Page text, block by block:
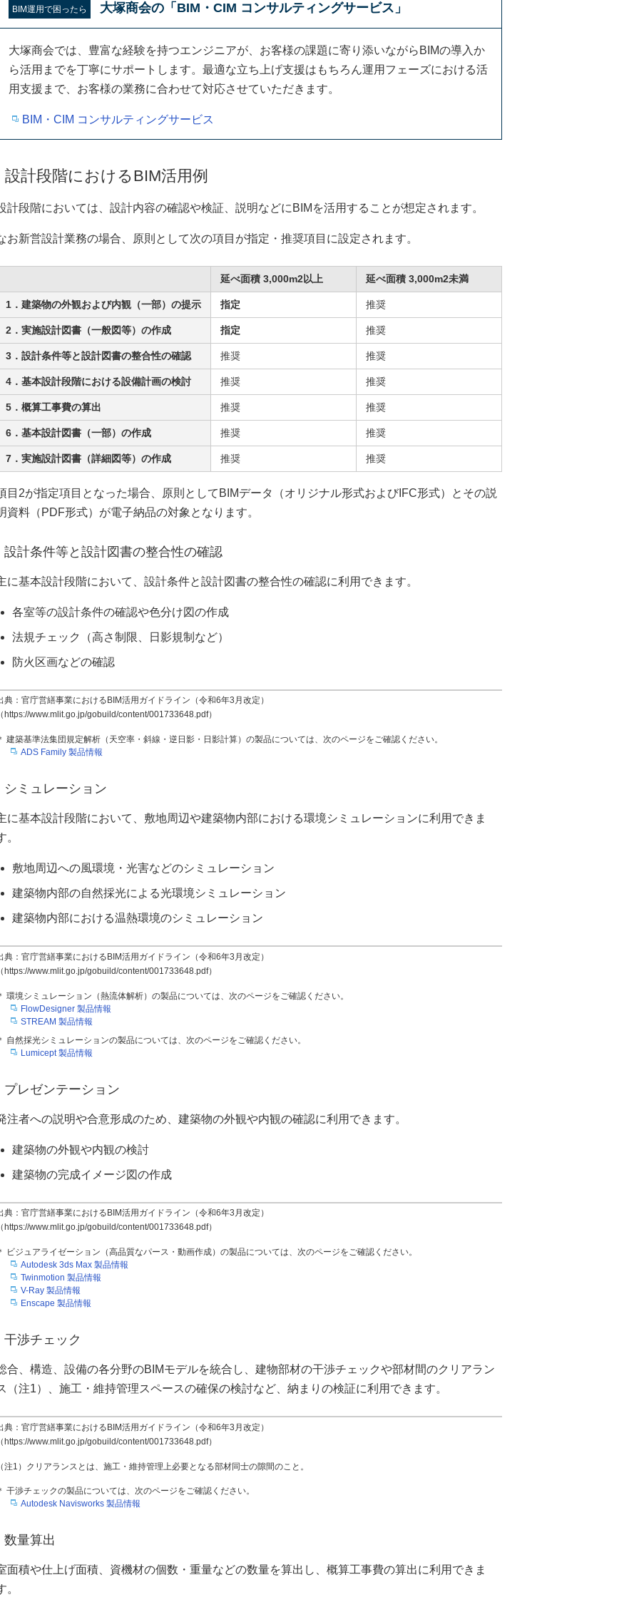
BIM運用で困ったら 大塚商会の「BIM・CIM コンサルティングサービス」
大塚商会では、豊富な経験を持つエンジニアが、お客様の課題に寄り添いながらBIMの導入か
ら活用までを丁寧にサポートします。最適な立ち上げ支援はもちろん運用フェーズにおける活
用支援まで、お客様の業務に合わせて対応させていただきます。
BIM・CIM コンサルティングサービス
設計段階におけるBIM活用例
計段階においては、設計内容の確認や検証、説明などにBIMを活用することが想定されます。
お新営設計業務の場合、原則として次の項目が指定・推奨項目に設定されます。
延べ面積 3,000m2以上 延べ面積 3,000m2未満
1．建築物の外観および内観（一部）の提示 指定 推奨
2．実施設計図書（一般図等）の作成 指定 推奨
3．設計条件等と設計図書の整合性の確認 推奨 推奨
4．基本設計段階における設備計画の検討 推奨 推奨
5．概算工事費の算出 推奨 推奨
6．基本設計図書（一部）の作成 推奨 推奨
7．実施設計図書（詳細図等）の作成 推奨 推奨
目2が指定項目となった場合、原則としてBIMデータ（オリジナル形式およびIFC形式）とその説
資料（PDF形式）が電子納品の対象となります。
設計条件等と設計図書の整合性の確認
に基本設計段階において、設計条件と設計図書の整合性の確認に利用できます。
各室等の設計条件の確認や色分け図の作成
法規チェック（高さ制限、日影規制など）
防火区画などの確認
典：官庁営繕事業におけるBIM活用ガイドライン（令和6年3月改定）
https://www.mlit.go.jp/gobuild/content/001733648.pdf）
建築基準法集団規定解析（天空率・斜線・逆日影・日影計算）の製品については、次のページをご確認ください。
ADS Family 製品情報
シミュレーション
に基本設計段階において、敷地周辺や建築物内部における環境シミュレーションに利用できま
。
敷地周辺への風環境・光害などのシミュレーション
建築物内部の自然採光による光環境シミュレーション
建築物内部における温熱環境のシミュレーション
典：官庁営繕事業におけるBIM活用ガイドライン（令和6年3月改定）
https://www.mlit.go.jp/gobuild/content/001733648.pdf）
環境シミュレーション（熱流体解析）の製品については、次のページをご確認ください。
FlowDesigner 製品情報
STREAM 製品情報
自然採光シミュレーションの製品については、次のページをご確認ください。
Lumicept 製品情報
プレゼンテーション
注者への説明や合意形成のため、建築物の外観や内観の確認に利用できます。
建築物の外観や内観の検討
建築物の完成イメージ図の作成
典：官庁営繕事業におけるBIM活用ガイドライン（令和6年3月改定）
https://www.mlit.go.jp/gobuild/content/001733648.pdf）
ビジュアライゼーション（高品質なパース・動画作成）の製品については、次のページをご確認ください。
Autodesk 3ds Max 製品情報
Twinmotion 製品情報
V-Ray 製品情報
Enscape 製品情報
干渉チェック
合、構造、設備の各分野のBIMモデルを統合し、建物部材の干渉チェックや部材間のクリアラン
（注1）、施工・維持管理スペースの確保の検討など、納まりの検証に利用できます。
典：官庁営繕事業におけるBIM活用ガイドライン（令和6年3月改定）
https://www.mlit.go.jp/gobuild/content/001733648.pdf）
注1）クリアランスとは、施工・維持管理上必要となる部材同士の隙間のこと。
干渉チェックの製品については、次のページをご確認ください。
Autodesk Navisworks 製品情報
数量算出
面積や仕上げ面積、資機材の個数・重量などの数量を算出し、概算工事費の算出に利用できま
。